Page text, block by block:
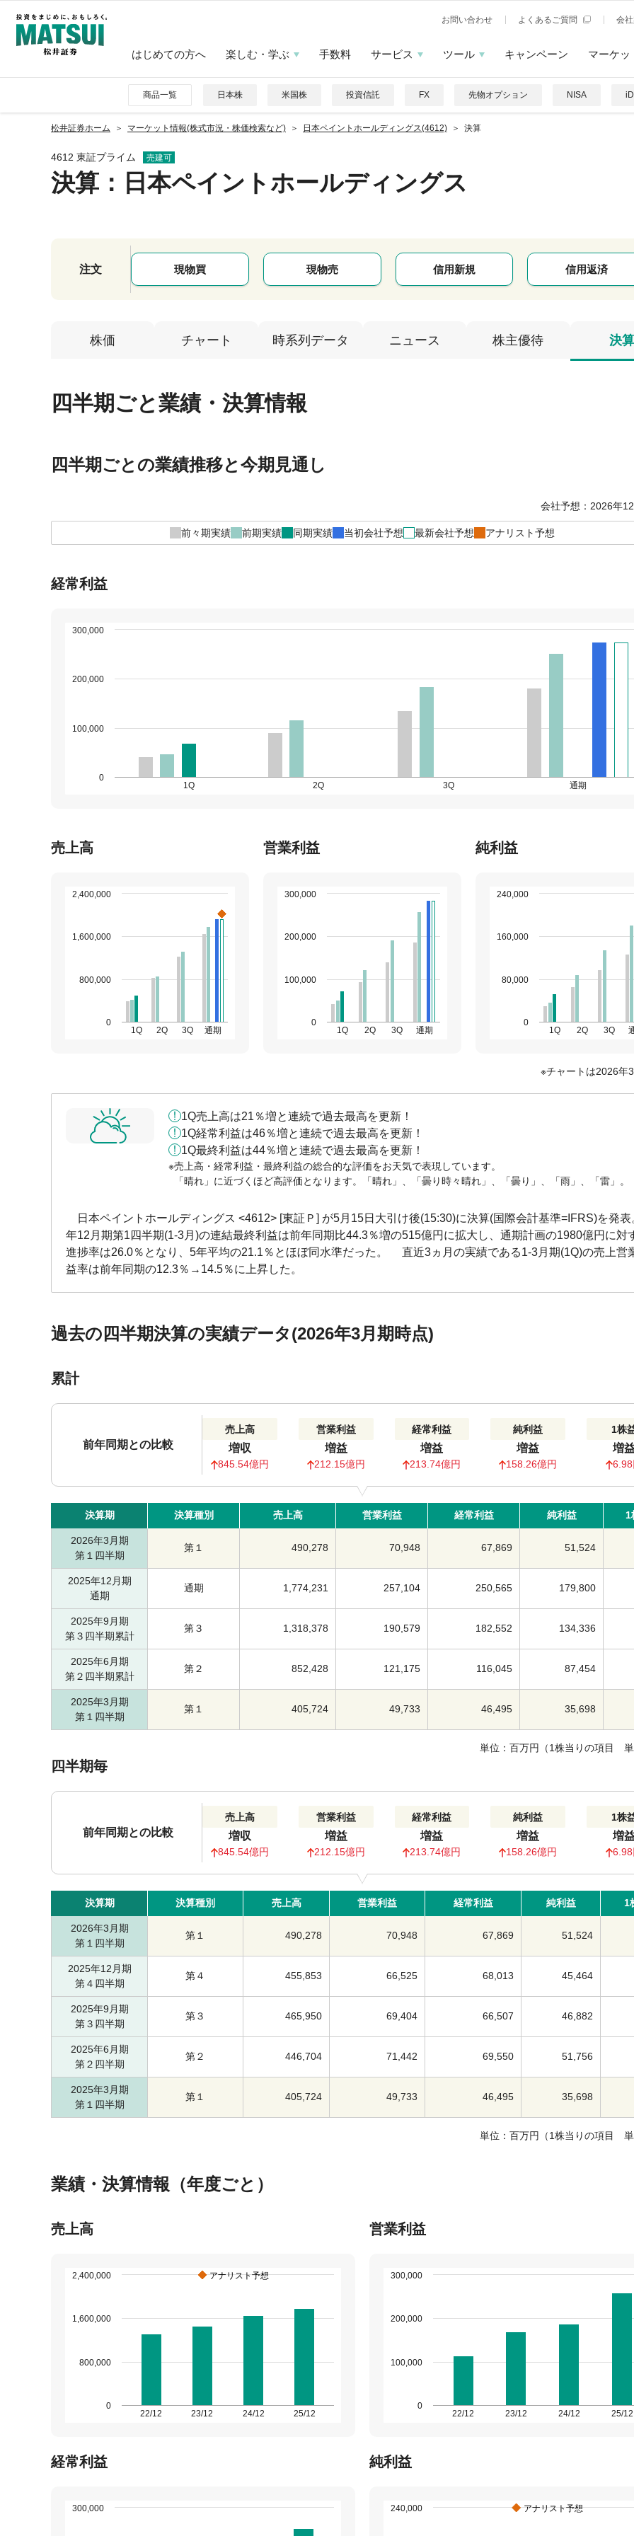
お問い合わせ よくあるご質問 会
はじめての方へ 楽しむ・学ぶ 手数料 サービス ツール キャンペーン マーケッ
商品一覧 日本株 米国株 投資信託 FX 先物オプション NISA
松井証券ホーム マーケット情報(株式市況・株価検索など) 日本ペイントホールディングス(4612) 決算
4612 東証プライム 売建可
決算：日本ペイントホールディングス
注文 現物買 現物売 信用新規 信用返済
株価 チャート 時系列データ ニュース 株主優待 決算
四半期ごと業績・決算情報
四半期ごとの業績推移と今期見通し
会社予想：2026年
前々期実績 前期実績 同期実績 当初会社予想 最新会社予想 アナリスト予想
経常利益
1Q 2Q 3Q 通期
0
100,000
200,000
300,000
売上高
1Q 2Q 3Q 通期
0
800,000
1,600,000
2,400,000
営業利益
1Q 2Q 3Q 通期
0
100,000
200,000
300,000
純利益
1Q 2Q 3Q
0
80,000
160,000
240,000
チャートは2026年
1Q売上高は21％増と連続で過去最高を更新！
1Q経常利益は46％増と連続で過去最高を更新！
1Q最終利益は44％増と連続で過去最高を更新！
売上高・経常利益・最終利益の総合的な評価をお天気で表現しています。
「晴れ」に近づくほど高評価となります。「晴れ」、「曇り時々晴れ」、「曇り」、「雨」、「雷」。
日本ペイントホールディングス <4612> [東証Ｐ] が5月15日大引け後(15:30)に決算(国際会計基準=IFRS)を発表
年12月期第1四半期(1-3月)の連結最終利益は前年同期比44.3％増の515億円に拡大し、通期計画の1980億円に対
進捗率は26.0％となり、5年平均の21.1％とほぼ同水準だった。 直近3ヵ月の実績である1-3月期(1Q)の売上営
益率は前年同期の12.3％→14.5％に上昇した。
過去の四半期決算の実績データ(2026年3月期時点)
累計
前年同期との比較
売上高
増収
845.54億円
営業利益
増益
212.15億円
経常利益
増益
213.74億円
純利益
増益
158.26億円
1株
増
6.98
決算期 決算種別 売上高 営業利益 経常利益 純利益 1
2026年3月期
第１四半期
第１ 490,278 70,948 67,869 51,524
2025年12月期
通期
通期 1,774,231 257,104 250,565 179,800
2025年9月期
第３四半期累計
第３ 1,318,378 190,579 182,552 134,336
2025年6月期
第２四半期累計
第２ 852,428 121,175 116,045 87,454
2025年3月期
第１四半期
第１ 405,724 49,733 46,495 35,698
単位：百万円（1株当りの項目 単
四半期毎
前年同期との比較
売上高
増収
845.54億円
営業利益
増益
212.15億円
経常利益
増益
213.74億円
純利益
増益
158.26億円
1株
増
6.98
決算期 決算種別 売上高 営業利益 経常利益 純利益 1
2026年3月期
第１四半期
第１ 490,278 70,948 67,869 51,524
2025年12月期
第４四半期
第４ 455,853 66,525 68,013 45,464
2025年9月期
第３四半期
第３ 465,950 69,404 66,507 46,882
2025年6月期
第２四半期
第２ 446,704 71,442 69,550 51,756
2025年3月期
第１四半期
第１ 405,724 49,733 46,495 35,698
単位：百万円（1株当りの項目 単
業績・決算情報（年度ごと）
売上高
アナリスト予想
22/12 23/12 24/12 25/12
0
800,000
1,600,000
2,400,000
営業利益
22/12 23/12 24/12 25/12
0
100,000
200,000
300,000
経常利益
300,000
純利益
アナリスト予想
240,000